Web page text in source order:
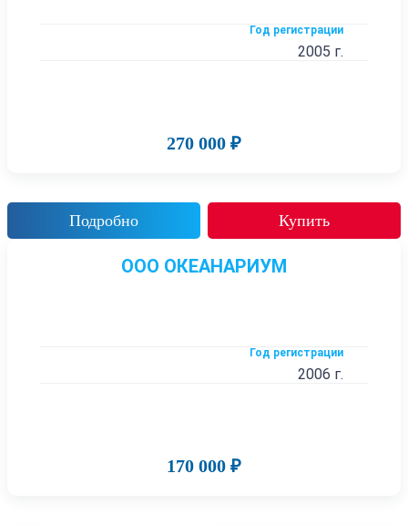
Год регистрации
2005 г.
270 000 ₽
Подробно Купить
ООО ОКЕАНАРИУМ
Год регистрации
2006 г.
170 000 ₽